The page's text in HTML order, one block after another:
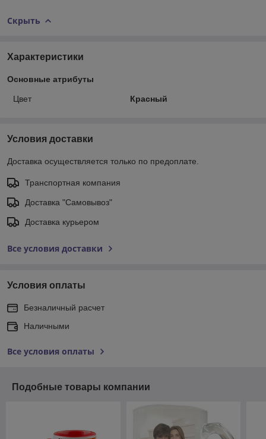
Скрыть
Характеристики
Основные атрибуты
Цвет Красный
Условия доставки
Доставка осуществляется только по предоплате.
Транспортная компания
Доставка "Самовывоз"
Доставка курьером
Все условия доставки
Условия оплаты
Безналичный расчет
Наличными
Все условия оплаты
Подобные товары компании